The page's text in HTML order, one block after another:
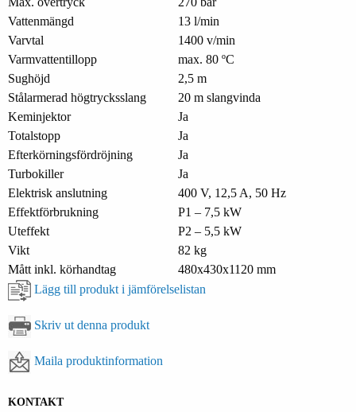
Vattenmängd
13 l/min
Varvtal
1400 v/min
Varmvattentillopp
max. 80 ºC
Sughöjd
2,5 m
Stålarmerad högtrycksslang
20 m slangvinda
Keminjektor
Ja
Totalstopp
Ja
Efterkörningsfördröjning
Ja
Turbokiller
Ja
Elektrisk anslutning
400 V, 12,5 A, 50 Hz
Effektförbrukning
Uteffekt
P1 – 7,5 kW
P2 – 5,5 kW
Vikt
82 kg
Mått inkl. körhandtag
480x430x1120 mm
Lägg till produkt i jämförelselistan
Skriv ut denna produkt
Maila produktinformation
KONTAKT